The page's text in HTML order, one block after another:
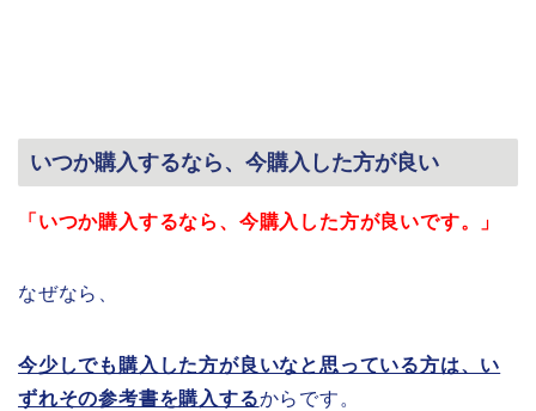
いつか購入するなら、今購入した方が良い
「いつか購入するなら、今購入した方が良いです。」
なぜなら、
今少しでも購入した方が良いなと思っている方は、い
ずれその参考書を購入するからです。